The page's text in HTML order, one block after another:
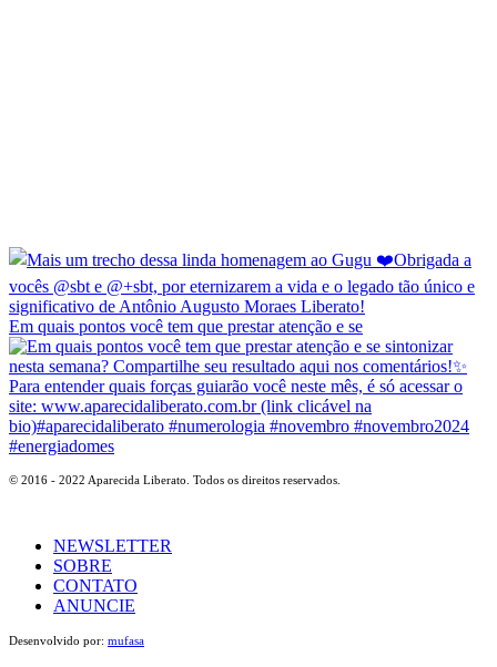
Em quais pontos você tem que prestar atenção e se
© 2016 - 2022 Aparecida Liberato. Todos os direitos reservados.
NEWSLETTER
SOBRE
CONTATO
ANUNCIE
Desenvolvido por: mufasa